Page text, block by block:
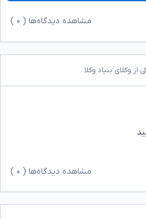
مشاهده دیدگاه‌ها ( ۰
وکلای بنیاد وکلا
مشاهده دیدگاه‌ها ( ۰